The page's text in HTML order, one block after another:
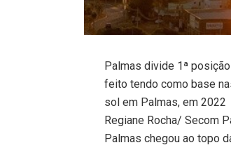
Palmas divide 1ª
feito tendo como base
sol em Palmas, em 2022
Regiane Rocha/ Secom
Palmas chegou ao topo